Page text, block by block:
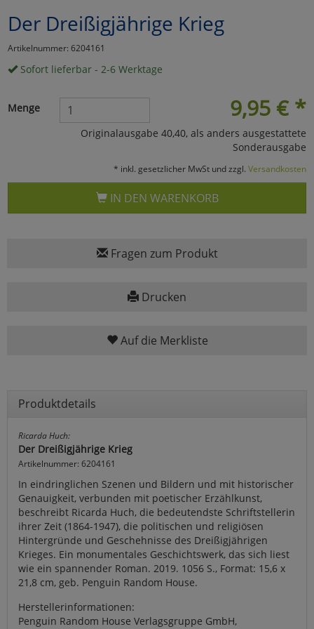
Der Dreißigjährige Krieg
Artikelnummer: 6204161
Sofort lieferbar - 2-6 Werktage
9,95 € *
Menge
Originalausgabe 40,40, als anders ausgestattete
Sonderausgabe
* inkl. gesetzlicher MwSt und zzgl. Versandkosten
IN DEN WARENKORB
Fragen zum Produkt
Drucken
Auf die Merkliste
Produktdetails
Ricarda Huch:
Der Dreißigjährige Krieg
Artikelnummer: 6204161
In eindringlichen Szenen und Bildern und mit historischer
Genauigkeit, verbunden mit poetischer Erzählkunst,
beschreibt Ricarda Huch, die bedeutendste Schriftstellerin
ihrer Zeit (1864-1947), die politischen und religiösen
Hintergründe und Geschehnisse des Dreißigjährigen
Krieges. Ein monumentales Geschichtswerk, das sich liest
wie ein spannender Roman. 2019. 1056 S., Format: 15,6 x
21,8 cm, geb. Penguin Random House.
Herstellerinformationen:
Penguin Random House Verlagsgruppe GmbH,
Marketing
Umfragetools
zurückzu Haupptseite